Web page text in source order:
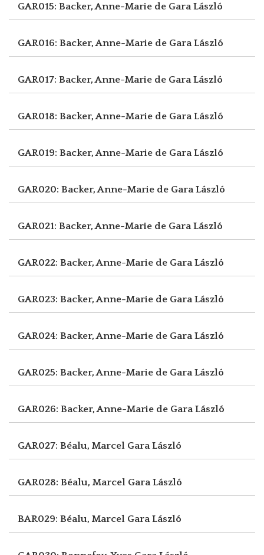
GAR015: Backer, Anne-Marie de Gara László
GAR016: Backer, Anne-Marie de Gara László
GAR017: Backer, Anne-Marie de Gara László
GAR018: Backer, Anne-Marie de Gara László
GAR019: Backer, Anne-Marie de Gara László
GAR020: Backer, Anne-Marie de Gara László
GAR021: Backer, Anne-Marie de Gara László
GAR022: Backer, Anne-Marie de Gara László
GAR023: Backer, Anne-Marie de Gara László
GAR024: Backer, Anne-Marie de Gara László
GAR025: Backer, Anne-Marie de Gara László
GAR026: Backer, Anne-Marie de Gara László
GAR027: Béalu, Marcel Gara László
GAR028: Béalu, Marcel Gara László
BAR029: Béalu, Marcel Gara László